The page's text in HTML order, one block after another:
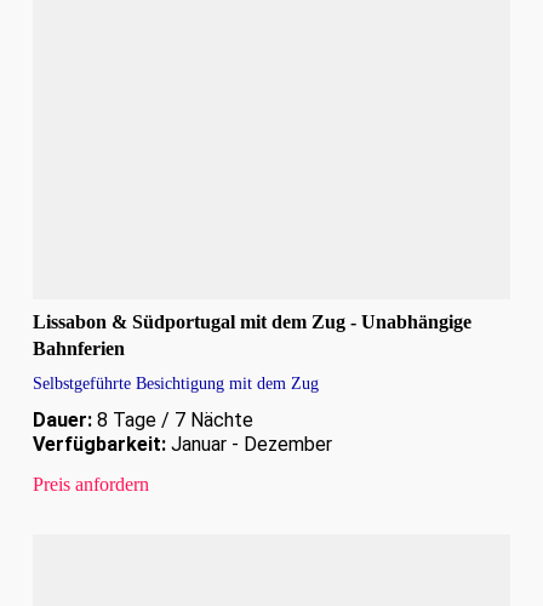
Lissabon & Südportugal mit dem Zug - Unabhängige
Bahnferien
Selbstgeführte Besichtigung mit dem Zug
Dauer:8 Tage / 7 Nächte
Verfügbarkeit:Januar - Dezember
Preis anfordern